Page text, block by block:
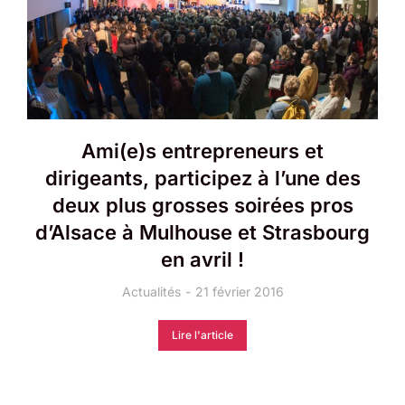
Ami(e)s entrepreneurs et
dirigeants, participez à l’une des
deux plus grosses soirées pros
d’Alsace à Mulhouse et Strasbourg
en avril !
Actualités 21 février 2016
Lire l'article